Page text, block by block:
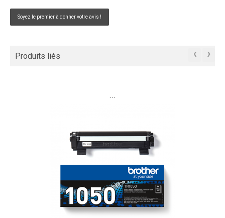
Soyez le premier à donner votre avis !
Produits liés ‹ ›
```